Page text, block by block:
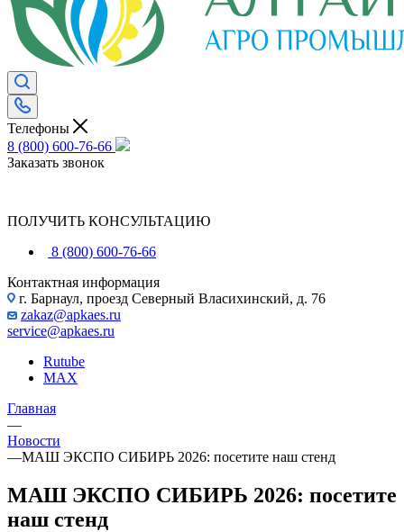
Телефоны
8 (800) 600-76-66
Заказать звонок
ПОЛУЧИТЬ КОНСУЛЬТАЦИЮ
8 (800) 600-76-66
Контактная информация
г. Барнаул, проезд Северный Власихинский, д. 76
zakaz@apkaes.ru
service@apkaes.ru
Rutube
MAX
Главная
—
Новости
—МАШ ЭКСПО СИБИРЬ 2026: посетите наш стенд
МАШ ЭКСПО СИБИРЬ 2026: посетите
наш стенд